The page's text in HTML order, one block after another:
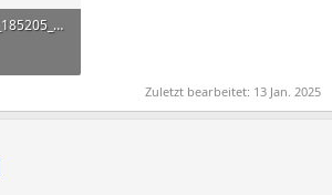
Screenshot_20250113_185205_HTML Viewer.jpg
Zuletzt bearbeitet: 13 Jan. 2025